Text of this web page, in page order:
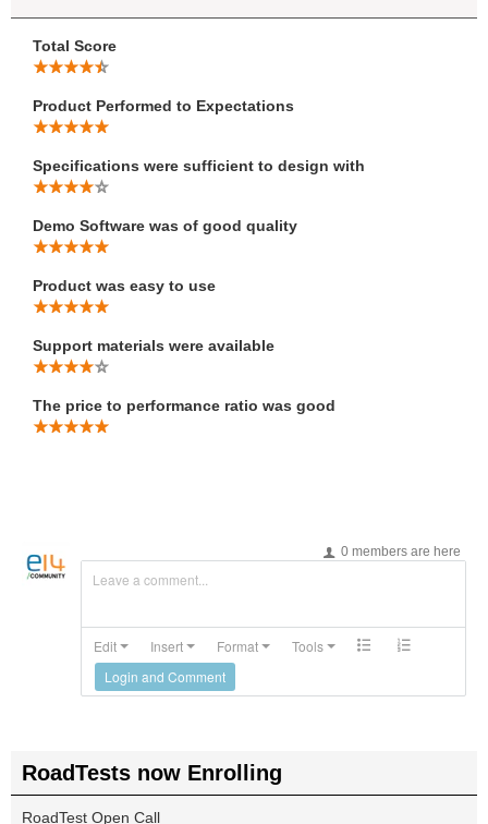
Total Score
Product Performed to Expectations
Specifications were sufficient to design with
Demo Software was of good quality
Product was easy to use
Support materials were available
The price to performance ratio was good
0 members are here
Leave a comment...
Edit Insert Format
Tools
Login and Comment
RoadTests now Enrolling
RoadTest Open Call